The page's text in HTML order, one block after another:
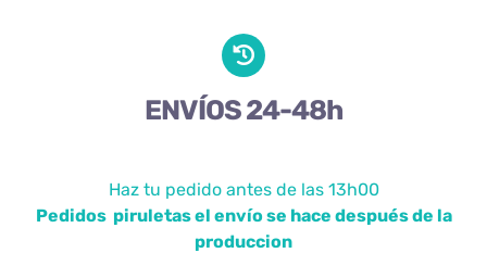
ENVÍOS 24-48h
Haz tu pedido antes de las 13h00
Pedidos piruletas el envío se hace después de la
produccion